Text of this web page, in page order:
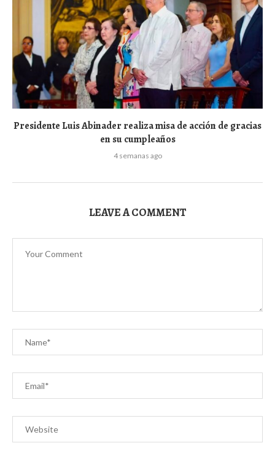
Presidente Luis Abinader realiza misa de acción de gracias
en su cumpleaños
4 semanas ago
LEAVE A COMMENT